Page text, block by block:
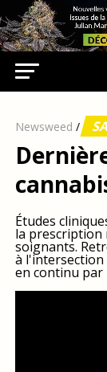
Newsweed /
Études
la prescription
soignants.
à l'intersection
en continu par